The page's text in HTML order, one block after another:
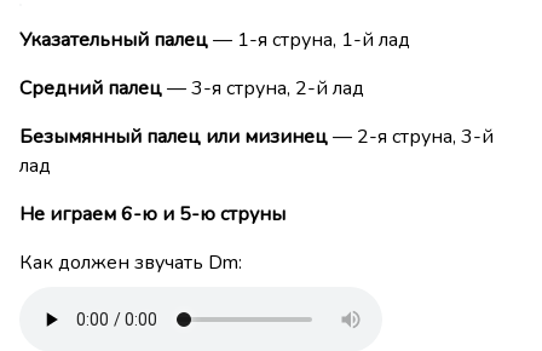
Указательный палец— 1-я струна, 1-й лад
Средний палец— 3-я струна, 2-й лад
Безымянный палец или мизинец— 2-я струна, 3-й
лад
Не играем 6-ю и 5-ю струны
Как должен звучать Dm: